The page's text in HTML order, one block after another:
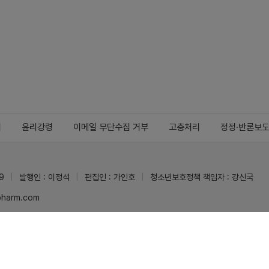
윤리강령 이메일 무단수집 거부 고충처리 정정·반론보도
발행인 : 이정석 편집인 : 가인호 청소년보호정책 책임자 : 강신국